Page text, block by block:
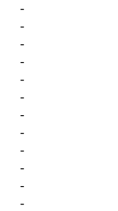
-
-
-
-
-
-
-
-
-
-
-
-